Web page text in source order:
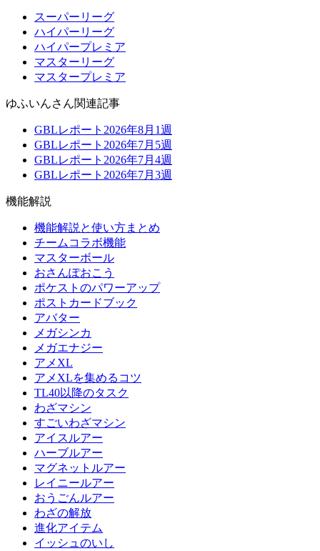
スーパーリーグ
ハイパーリーグ
ハイパープレミア
マスターリーグ
マスタープレミア
ゆふいんさん関連記事
GBLレポート2026年8月1週
GBLレポート2026年7月5週
GBLレポート2026年7月4週
GBLレポート2026年7月3週
機能解説
機能解説と使い方まとめ
チームコラボ機能
マスターボール
おさんぽおこう
ポケストのパワーアップ
ポストカードブック
アバター
メガシンカ
メガエナジー
アメXL
アメXLを集めるコツ
TL40以降のタスク
わざマシン
すごいわざマシン
アイスルアー
ハーブルアー
マグネットルアー
レイニールアー
おうごんルアー
わざの解放
進化アイテム
イッシュのいし